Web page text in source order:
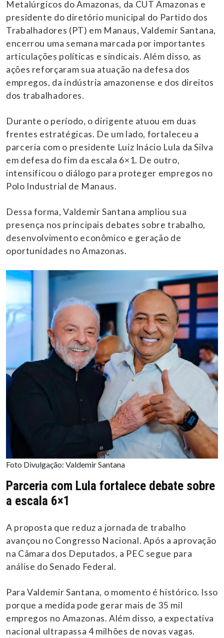
Metalúrgicos do Amazonas, da CUT Amazonas e
presidente do diretório municipal do Partido dos
Trabalhadores (PT) em Manaus, Valdemir Santana,
encerrou uma semana marcada por importantes
articulações políticas e sindicais. Além disso, as
ações reforçaram sua atuação na defesa dos
empregos, da indústria amazonense e dos direitos
dos trabalhadores.
Durante o período, o dirigente atuou em duas
frentes estratégicas. De um lado, fortaleceu a
parceria com o presidente Luiz Inácio Lula da Silva
em defesa do fim da escala 6×1. De outro,
intensificou o diálogo para proteger empregos no
Polo Industrial de Manaus.
Dessa forma, Valdemir Santana ampliou sua
presença nos principais debates sobre trabalho,
desenvolvimento econômico e geração de
oportunidades no Amazonas.
Foto Divulgação: Valdemir Santana
Parceria com Lula fortalece debate sobre
a escala 6×1
A proposta que reduz a jornada de trabalho
avançou no Congresso Nacional. Após a aprovação
na Câmara dos Deputados, a PEC segue para
análise do Senado Federal.
Para Valdemir Santana, o momento é histórico. Isso
porque a medida pode gerar mais de 35 mil
empregos no Amazonas. Além disso, a expectativa
nacional ultrapassa 4 milhões de novas vagas.